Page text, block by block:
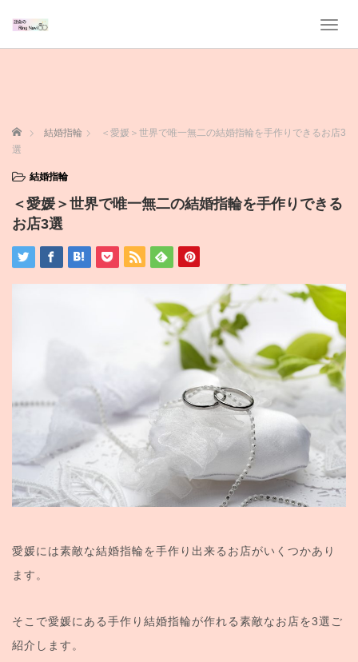
T
a
a
ホーム 結婚指輪
＜愛媛＞世界で唯一無二の結婚指輪を手作りできるお店3
選
結婚指輪
＜愛媛＞世界で唯一無二の結婚指輪を手作りできる
お店3選
愛媛には素敵な結婚指輪を手作り出来るお店がいくつかあり
ます。
そこで愛媛にある手作り結婚指輪が作れる素敵なお店を3選ご
紹介します。